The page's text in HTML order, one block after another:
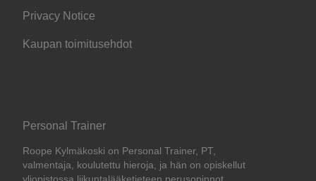
Privacy Notice
Kaupan toimitusehdot
Personal Trainer
Roope Kylmäkoski on Personal Trainer, PT,
valmentaja, koulutettu hieroja, ja hän on opiskellut